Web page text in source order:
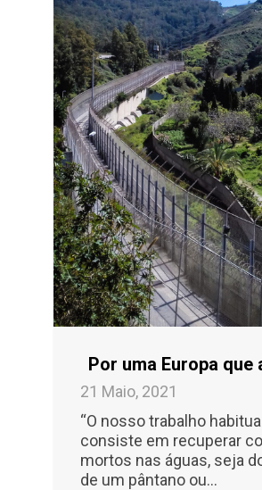
Por uma Europa que
21 Maio, 2021
“O nosso trabalho habitual
consiste em recuperar
mortos nas águas, seja
de um pântano ou...